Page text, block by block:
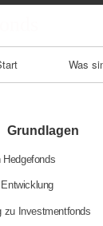
Was
Grundlagen
Hedgefonds
zu Investmentfonds